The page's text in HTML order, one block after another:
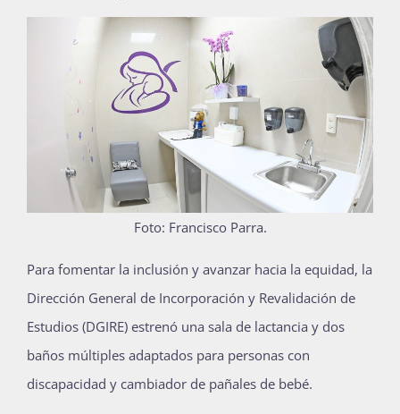
Publicaciones
Bienvenida generación 2027-1
Foto: Francisco Parra.
Para fomentar la inclusión y avanzar hacia la equidad, la
Dirección General de Incorporación y Revalidación de
Estudios (DGIRE) estrenó una sala de lactancia y dos
baños múltiples adaptados para personas con
discapacidad y cambiador de pañales de bebé.